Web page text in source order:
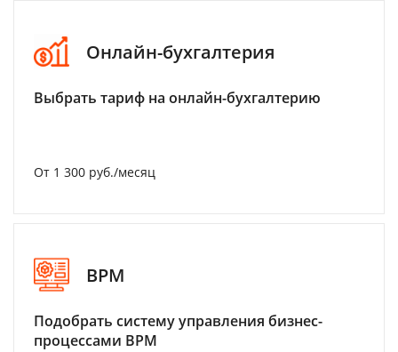
Онлайн-бухгалтерия
Выбрать тариф на онлайн-бухгалтерию
От 1 300 руб./месяц
BPM
Подобрать систему управления бизнес-
процессами BPM